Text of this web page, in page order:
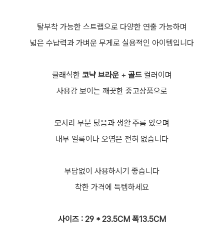
탈부착 가능한 스트랩으로 다양한 연출 가능하며
넓은 수납력과 가벼운 무게로 실용적인 아이템입니다
클래식한 코냑 브라운 + 골드 컬러이며
사용감 보이는 깨끗한 중고상품으로
모서리 부분 닳음과 생활 주름 있으며
내부 얼룩이나 오염은 전혀 없습니다
부담없이 사용하시기 좋습니다
착한 가격에 득템하세요
사이즈 : 29 * 23.5CM 폭13.5CM